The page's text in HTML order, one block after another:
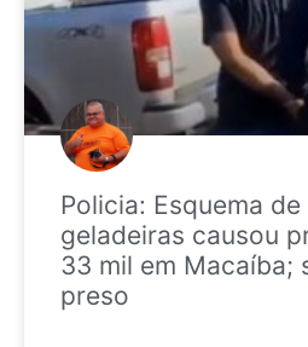
Policia: Esquema
geladeiras causou
33 mil em Macaíba;
preso